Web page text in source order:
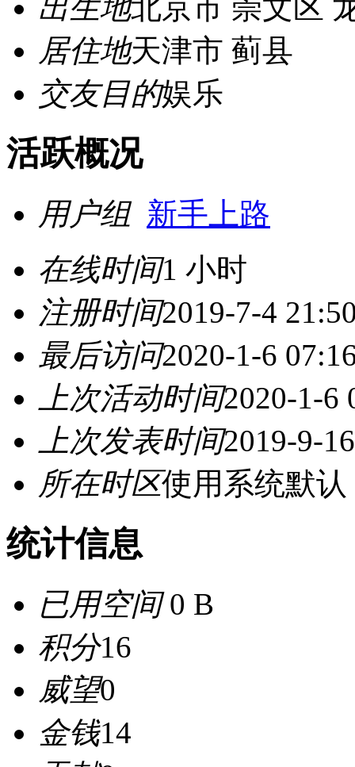
出生地北京市 崇文区
居住地天津市 蓟县
交友目的娱乐
活跃概况
用户组 新手上路
在线时间1 小时
注册时间2019-7-4
最后访问2020-1-6
上次活动时间2020-1-6
上次发表时间2019-9-
所在时区使用系统默认
统计信息
已用空间0 B
积分16
威望0
金钱14